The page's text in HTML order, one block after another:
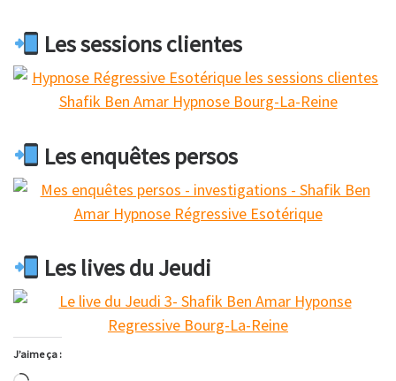
Les sessions clientes
Les enquêtes persos
Les lives du Jeudi
J’aime ça :